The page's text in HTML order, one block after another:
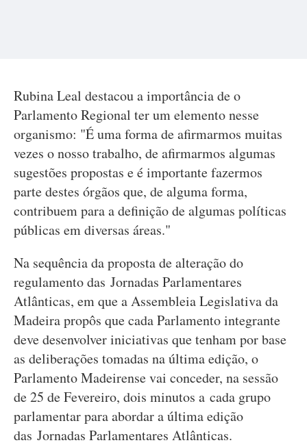
Rubina Leal destacou a importância de o
Parlamento Regional ter um elemento nesse
organismo: "É uma forma de afirmarmos muitas
vezes o nosso trabalho, de afirmarmos algumas
sugestões propostas e é importante fazermos
parte destes órgãos que, de alguma forma,
contribuem para a definição de algumas políticas
públicas em diversas áreas."
Na sequência da proposta de alteração do
regulamento das Jornadas Parlamentares
Atlânticas, em que a Assembleia Legislativa da
Madeira propôs que cada Parlamento integrante
deve desenvolver iniciativas que tenham por base
as deliberações tomadas na última edição, o
Parlamento Madeirense vai conceder, na sessão
de 25 de Fevereiro, dois minutos a cada grupo
parlamentar para abordar a última edição
das Jornadas Parlamentares Atlânticas.